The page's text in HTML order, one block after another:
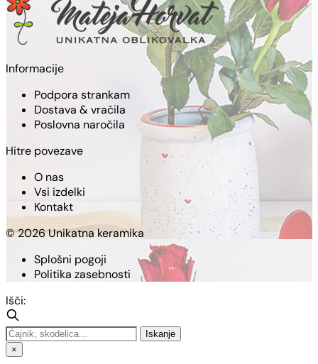
Informacije
Podpora strankam
Dostava & vračila
Poslovna naročila
Hitre povezave
O nas
Vsi izdelki
Kontakt
© 2026 Unikatna keramika
Splošni pogoji
Politika zasebnosti
Išči:
Iskanje
×